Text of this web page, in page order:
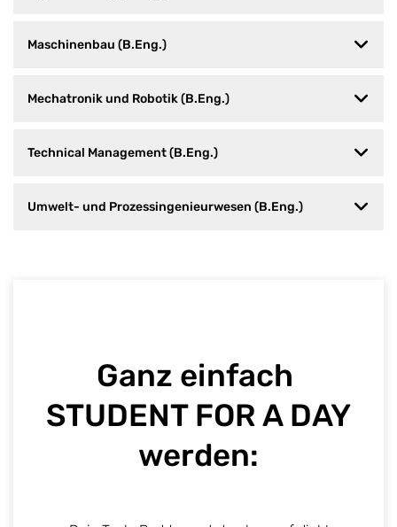
Maschinenbau (B.Eng.)
Mechatronik und Robotik (B.Eng.)
Technical Management (B.Eng.)
Umwelt- und Prozessingenieurwesen (B.Eng.)
Ganz einfach ​
STUDENT FOR A DAY
werden: